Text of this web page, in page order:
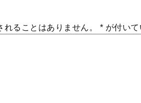
ることはありません。
* が付い